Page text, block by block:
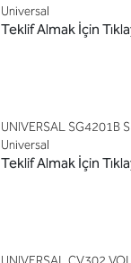
Universal
Teklif Almak İçin
UNIVERSAL SG4201B
Universal
Teklif Almak İçin